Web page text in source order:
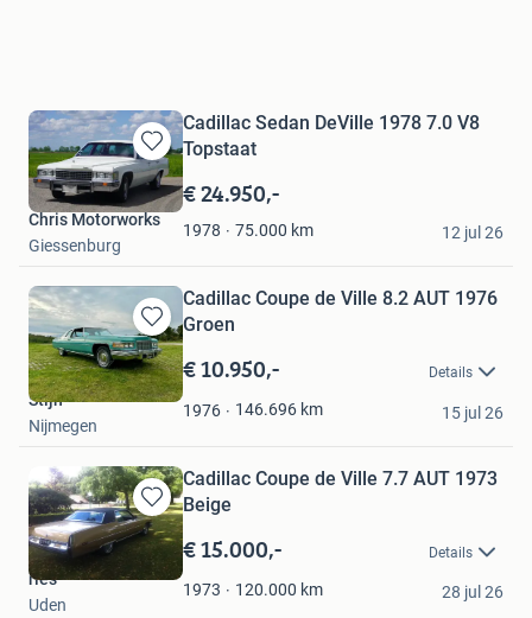
Bewaren
in
Mijn
Favorieten
Cadillac Sedan DeVille 1978 7.0 V8
Topstaat
€ 24.950,-
1978 75.000 km
Chris Motorworks
Giessenburg
12 jul 26
Bewaren
in
Mijn
Favorieten
Cadillac Coupe de Ville 8.2 AUT 1976
Groen
€ 10.950,- Details
1976 146.696 km
Stijn
Nijmegen
15 jul 26
Bewaren
in
Mijn
Favorieten
Cadillac Coupe de Ville 7.7 AUT 1973
Beige
€ 15.000,- Details
1973 120.000 km
ries
Uden
28 jul 26